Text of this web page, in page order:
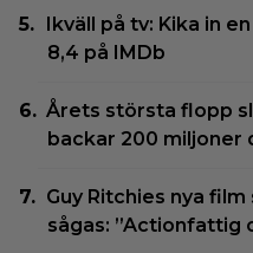
Ikväll på tv: Kika in
8,4 på IMDb
Årets största flopp
backar 200 miljoner
Guy Ritchies nya
sågas: ”Actionfattig